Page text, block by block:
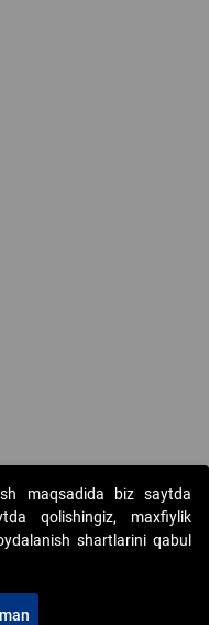
auksionlarni
maqsadida biz saytda
qolishingiz, maxfiylik
shartlarini qabul